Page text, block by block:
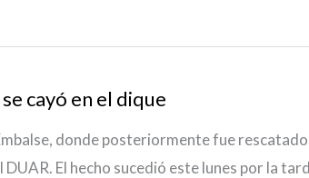
cayó en el dique
donde posteriormente fue rescatado
El hecho sucedió este lunes por la